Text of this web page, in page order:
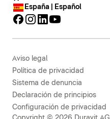
España | Español
Aviso legal
Política de privacidad
Sistema de denuncia
Declaración de principios
Configuración de privacidad